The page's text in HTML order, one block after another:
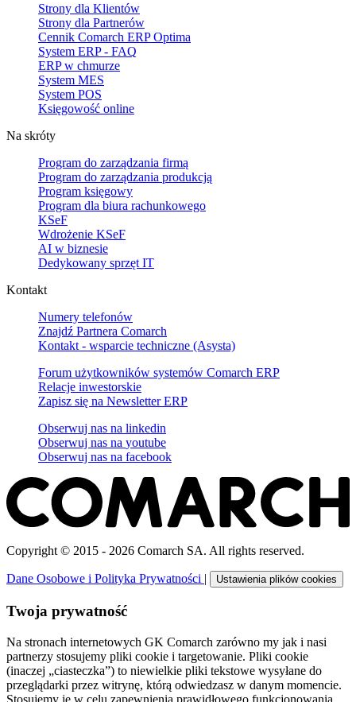
Strony dla Klientów
Strony dla Partnerów
Cennik Comarch ERP Optima
System ERP - FAQ
ERP w chmurze
System MES
System POS
Księgowość online
Na skróty
Program do zarządzania firmą
Program do zarządzania produkcją
Program księgowy
Program dla biura rachunkowego
KSeF
Wdrożenie KSeF
AI w biznesie
Dedykowany sprzęt IT
Kontakt
Numery telefonów
Znajdź Partnera Comarch
Kontakt - wsparcie techniczne (Asysta)
Forum użytkowników systemów Comarch ERP
Relacje inwestorskie
Zapisz się na Newsletter ERP
Obserwuj nas na linkedin
Obserwuj nas na youtube
Obserwuj nas na facebook
Copyright © 2015 - 2026 Comarch SA. All rights reserved.
Dane Osobowe i Polityka Prywatności | Ustawienia plików cookies
Twoja prywatność
Na stronach internetowych GK Comarch zarówno my jak i nasi
partnerzy stosujemy pliki cookie i targetowanie. Pliki cookie
(inaczej „ciasteczka”) to niewielkie pliki tekstowe wysyłane do
przeglądarki przez witrynę, którą odwiedzasz w danym momencie.
Stosujemy je w celu zapewnienia prawidłowego funkcjonowania